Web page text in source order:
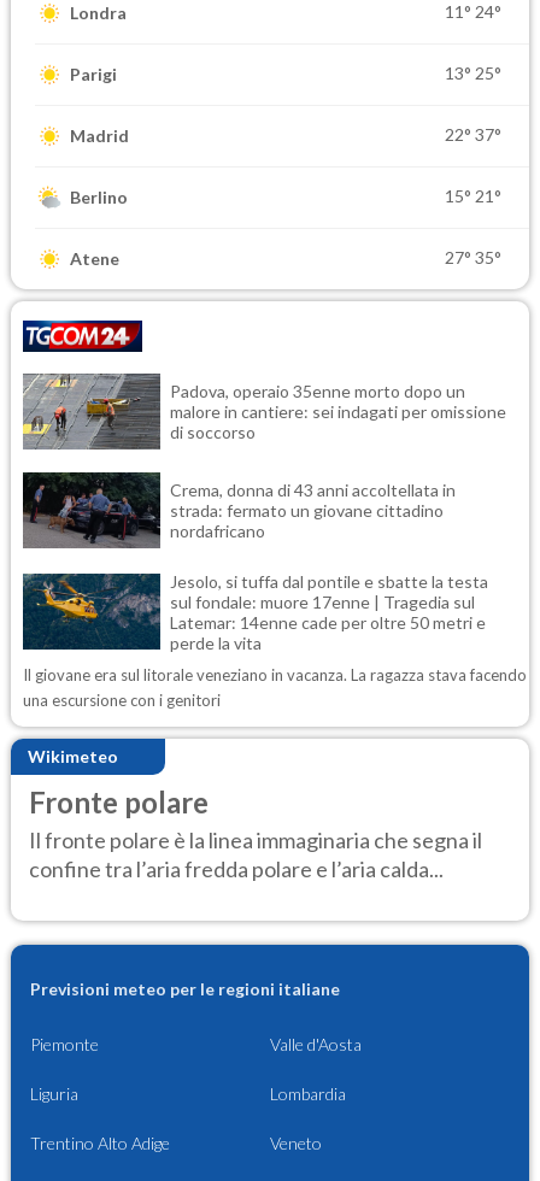
Londra 11° 24°
Parigi 13° 25°
Madrid 22° 37°
Berlino 15° 21°
Atene 27° 35°
Padova, operaio 35enne morto dopo un
malore in cantiere: sei indagati per omissione
di soccorso
Crema, donna di 43 anni accoltellata in
strada: fermato un giovane cittadino
nordafricano
Jesolo, si tuffa dal pontile e sbatte la testa
sul fondale: muore 17enne | Tragedia sul
Latemar: 14enne cade per oltre 50 metri e
perde la vita
Il giovane era sul litorale veneziano in vacanza. La ragazza stava facendo
una escursione con i genitori
Wikimeteo
Fronte polare
Il fronte polare è la linea immaginaria che segna il
confine tra l’aria fredda polare e l’aria calda...
Previsioni meteo per le regioni italiane
Piemonte Valle d'Aosta
Liguria Lombardia
Trentino Alto Adige Veneto